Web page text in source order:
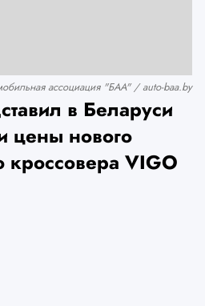
ассоциация "БАА" / auto-baa.by
в Беларуси
цены нового
кроссовера VIGO